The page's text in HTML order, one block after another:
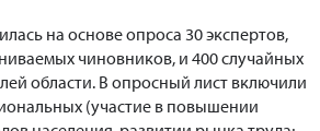
на основе опроса 30 экспертов,
чиновников, и 400 случайных
области. В опросный лист включили
(участие в повышении